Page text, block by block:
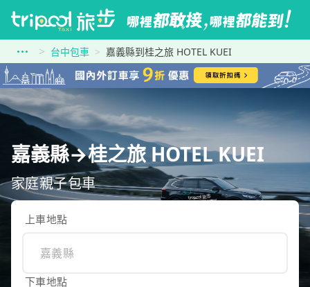
台中包車 嘉義縣到桂之旅 HOTEL KUEI
嘉義縣→桂之旅 HOTEL KUEI
家庭親子包車
上車地點
下車地點